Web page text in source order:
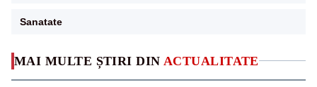
MAI MULTE ȘTIRI DIN ACTUALITATE
Sanatate